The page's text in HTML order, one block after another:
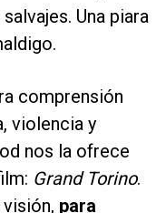
Una piara
comprensión
violencia y
nos la ofrece
Grand Torino.
para